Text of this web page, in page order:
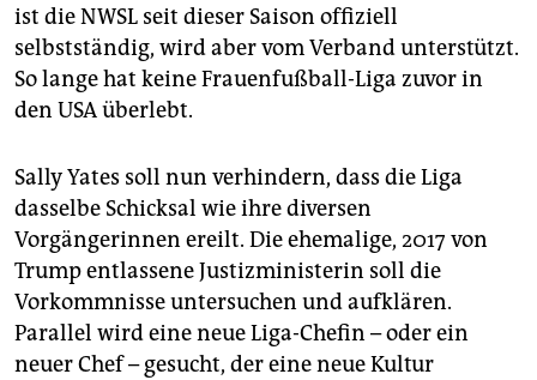
ist die NWSL seit dieser Saison offiziell
selbstständig, wird aber vom Verband unterstützt.
So lange hat keine Frauenfußball-Liga zuvor in
den USA überlebt.
Sally Yates soll nun verhindern, dass die Liga
dasselbe Schicksal wie ihre diversen
Vorgängerinnen ereilt. Die ehemalige, 2017 von
Trump entlassene Justizministerin soll die
Vorkommnisse untersuchen und aufklären.
Parallel wird eine neue Liga-Chefin – oder ein
neuer Chef – gesucht, der eine neue Kultur